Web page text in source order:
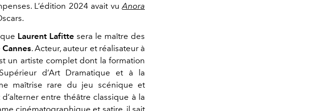
L’édition 2024 avait vu Anora
Laurent Lafitte sera le maître des
. Acteur, auteur et réalisateur à
un artiste complet dont la formation
d’Art Dramatique et à la
maîtrise rare du jeu scénique et
entre théâtre classique à la
cinématographique et satire, il sait